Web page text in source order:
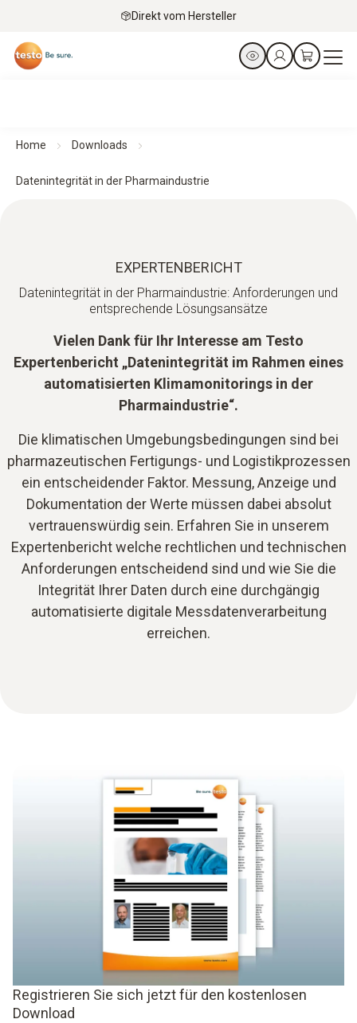
Direkt vom Hersteller
Home Downloads
Datenintegrität in der Pharmaindustrie
EXPERTENBERICHT
Datenintegrität in der Pharmaindustrie: Anforderungen und
entsprechende Lösungsansätze
Vielen Dank für Ihr Interesse am Testo
Expertenbericht „Datenintegrität im Rahmen eines
automatisierten Klimamonitorings in der
Pharmaindustrie“.
Die klimatischen Umgebungsbedingungen sind bei
pharmazeutischen Fertigungs- und Logistikprozessen
ein entscheidender Faktor. Messung, Anzeige und
Dokumentation der Werte müssen dabei absolut
vertrauenswürdig sein. Erfahren Sie in unserem
Expertenbericht welche rechtlichen und technischen
Anforderungen entscheidend sind und wie Sie die
Integrität Ihrer Daten durch eine durchgängig
automatisierte digitale Messdatenverarbeitung
erreichen.
Registrieren Sie sich jetzt für den kostenlosen
Download